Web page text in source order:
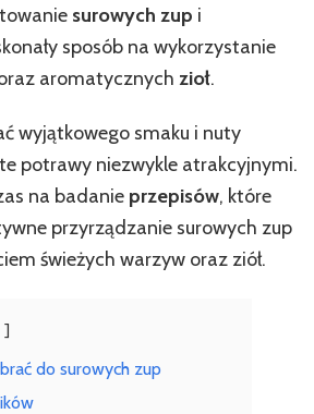
surowych zup i
sposób na wykorzystanie
aromatycznych zioł.
wyjątkowego smaku i nuty
potrawy niezwykle atrakcyjnymi.
na badanie przepisów, które
przyrządzanie surowych zup
świeżych warzyw oraz ziół.
do surowych zup